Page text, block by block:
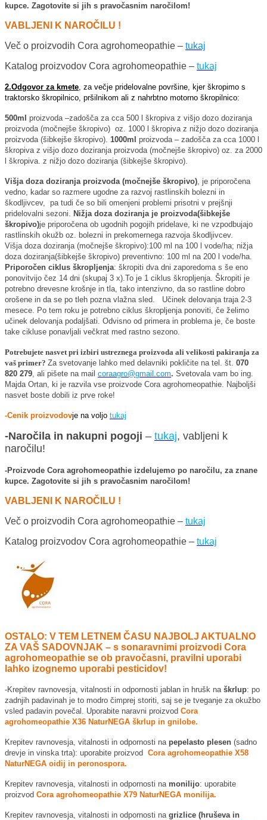
kupce. Zagotovite si jih s pravočasnim naročilom!
VABLJENI K NAROČILU !
Več o proizvodih Cora agrohomeopathie – tukaj
Katalog proizvodov Cora agrohomeopathie – tukaj
2.Odgovor za kmete , za večje pridelovalne površine, kjer škropimo s
traktorsko škropilnico, pršilnikom ali z nahrbtno motorno škropilnico:
500ml proizvoda –zadošča za cca 500 l škropiva z višjo dozo doziranja
proizvoda (močnejše škropivo) oz. 1000 l škropiva z nižjo dozo doziranja
proizvoda (šibkejše škropivo). 1000ml proizvoda – zadošča za cca 1000 l
škropiva z višjo dozo doziranja proizvoda (močnejše škropivo) oz. za 2000
l škropiva. z nižjo dozo doziranja (šibkejše škropivo).
Višja doza doziranja proizvoda (močnejše škropivo) , je priporočena
vedno, kadar so razmere ugodne za razvoj rastlinskih bolezni in
škodljivcev, pa tudi če so bili omenjeni problemi prisotni v prejšnji
pridelovalni sezoni.
Nižja doza doziranja je proizvoda(šibkejše
škropivo)je priporočena ob ugodnih pogojih pridelave, ki ne vzpodbujajo
rastlinskih okužb oz. bolezni in prekomernega razvoja škodljivcev.
Višja doza doziranja (močnejše škropivo):100 ml na 100 l vode/ha; nižja
doza doziranja(šibkejše škropivo) preventivno: 100 ml na 200 l vode/ha.
Priporočen ciklus škropljenja: škropiti dva dni zaporedoma s še eno
ponovitvijo čez 14 dni (skupaj 3 x).To je 1 ciklus škropljenja. Škropiti je
potrebno drevesne krošnje in tla, tako intenzivno, da so rastline dobro
orošene in da se po tleh pozna vlažna sled. Učinek delovanja traja 2-3
mesece. Po tem roku je potrebno ciklus škropljenja ponoviti, če želimo
učinek delovanja podaljšati. Odvisno od primera in problema je, če boste
take cikluse ponavljali večkrat med rastno sezono.
Potrebujete nasvet pri izbiri ustreznega proizvoda ali velikosti pakiranja za
vaš primer? Za svetovanje lahko med delavniki pokličite na tel. št. 070
820 279 , ali pišete na mail coraagro@gmail.com. Svetovala vam bo ing.
Majda Ortan, ki je razvila vse proizvode Cora agrohomeopathie. Najboljši
nasvet boste dobili iz prve roke!
-Cenik proizvodovje na voljo tukaj
-Naročila in nakupni pogoji – tukaj, vabljeni k
naročilu!
-Proizvode Cora agrohomeopathie izdelujemo po naročilu, za znane
kupce. Zagotovite si jih s pravočasnim naročilom!
VABLJENI K NAROČILU !
Več o proizvodih Cora agrohomeopathie – tukaj
Katalog proizvodov Cora agrohomeopathie – tukaj
OSTALO: V TEM LETNEM ČASU NAJBOLJ AKTUALNO
ZA VAŠ SADOVNJAK – s sonaravnimi proizvodi Cora
agrohomeopathie se ob pravočasni, pravilni uporabi
lahko izognemo uporabi pesticidov!
-Krepitev ravnovesja, vitalnosti in odpornosti jablan in hrušk na škrlup: po
zadnjih padavinah je to modro čimprej storiti, saj se je tveganje za okužbo
vsled padavin povečal. Uporabite naravni proizvod Cora
agrohomeopathie X36 NaturNEGA škrlup in gnilobe.
Krepitev ravnovesja, vitalnosti in odpornosti na pepelasto plesen (sadno
drevje in vinska trta): uporabite proizvod Cora agrohomeopathie X58
NaturNEGA oidij in peronospora.
Krepitev ravnovesja, vitalnosti in odpornosti na monilijo: uporabite
proizvod Cora agrohomeopathie X79 NaturNEGA monilija.
Krepitev ravnovesja, vitalnosti in odpornosti na grizlice (hruševa in